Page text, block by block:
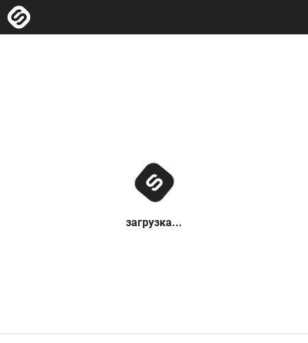
загрузка...